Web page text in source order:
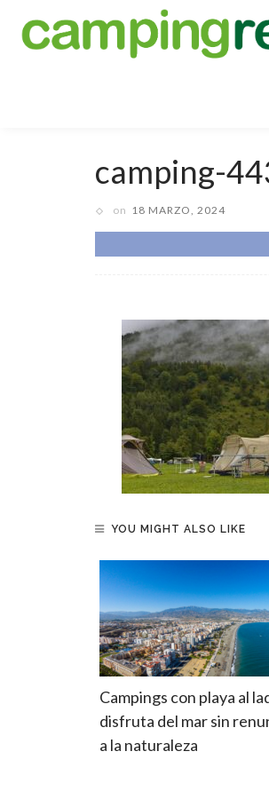
camping-
on 18 MARZO, 2024
YOU MIGHT ALSO LIKE
Campings con playa al
disfruta del mar sin
a la naturaleza